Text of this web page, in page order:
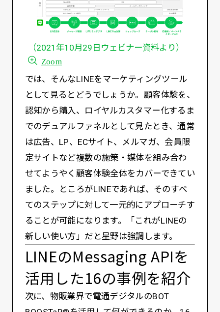
（2021年10月29日ウェビナー資料より）
Zoom
では、そんなLINEをマーケティングツール
として見るとどうでしょうか。顧客体験を、
認知から購入、ロイヤルカスタマー化するま
でのデュアルファネルとして見たとき、通常
は広告、LP、ECサイト、メルマガ、会員限
定サイトなど複数の施策・媒体を組み合わ
せてようやく顧客体験全体をカバーできてい
ました。ところがLINEであれば、そのすべ
てのステップに対して一元的にアプローチす
ることが可能になります。「これがLINEの
新しい使い方」だと星野は強調します。
LINEのMessaging APIを
活用した16の事例を紹介
次に、物販業界で電通デジタルのBOT